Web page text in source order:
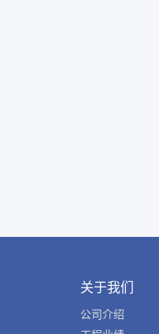
关于我们
公司介绍